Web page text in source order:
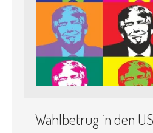
Wahlbetrug in den